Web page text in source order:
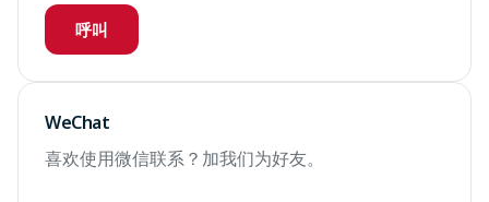
呼叫
WeChat
喜欢使用微信联系？加我们为好友。